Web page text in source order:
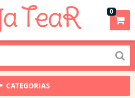
0
CATEGORIAS